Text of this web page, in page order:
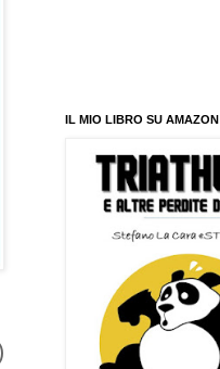
IL MIO LIBRO SU AMAZON